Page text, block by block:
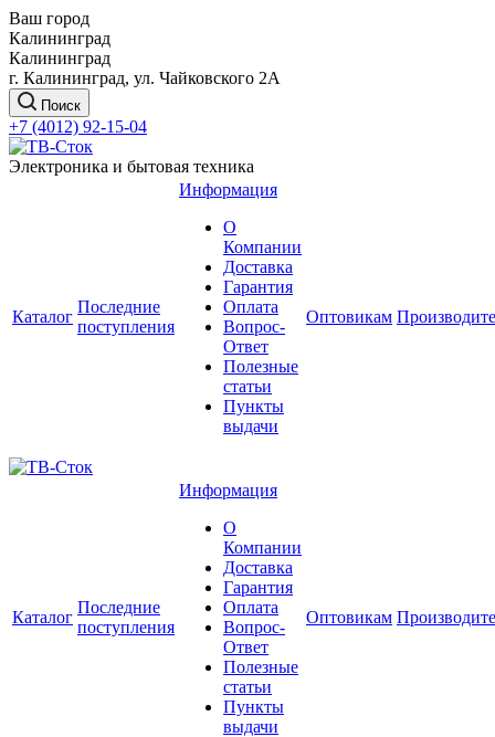
Ваш город
Калининград
Калининград
г. Калининград, ул. Чайковского 2А
Поиск
+7 (4012) 92-15-04
Электроника и бытовая техника
Каталог
Последние
поступления
Информация
О
Компании
Доставка
Гарантия
Оплата
Вопрос-
Ответ
Полезные
статьи
Пункты
выдачи
Оптовикам
Каталог
Последние
поступления
Информация
О
Компании
Доставка
Гарантия
Оплата
Вопрос-
Ответ
Полезные
статьи
Пункты
выдачи
Оптовикам